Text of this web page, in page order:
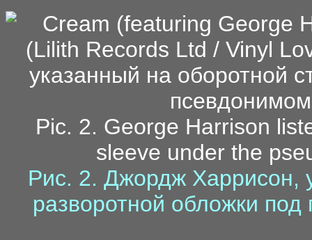
Pic. 2. George Harrison
sleeve under the
Рис. 2. Джордж Харрисон,
разворотной обложки